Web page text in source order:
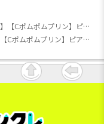
【サンリオ】【Cポムポムプリン】ピアプロ×サンリオキャラクターズ ぬいぐるみVol.2（EX）
【サンリオ】【Cポムポムプリン】ピアプロ×サンリオキャラクターズ ぬいぐるみVol.2（EX）